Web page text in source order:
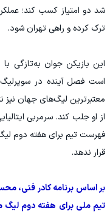
شد دو امتیاز کسب کند؛
ترک کرده و راهی تهران شود.
این بازیکن جوان به‌تازگی با
است فصل آینده در سوپرلیگ
معتبرترین لیگ‌های جهان نیز
از او جلب کند. سرمربی
فهرست تیم برای هفته دوم
قرار ندهد.
بر اساس برنامه کادر فنی،
تیم ملی برای هفته دوم لیگ